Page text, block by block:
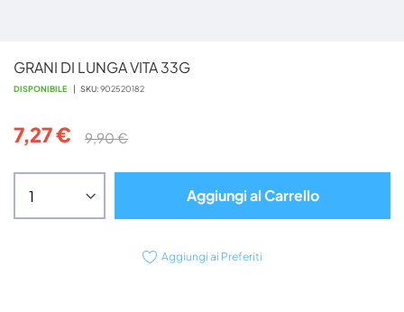
GRANI DI LUNGA VITA 33G
DISPONIBILE SKU 902520182
7,27 € 9,90 €
Aggiungi al Carrello
Aggiungi ai Preferiti
all'inizio
della
immagini